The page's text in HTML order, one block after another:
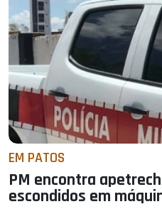
EM PATOS
PM encontra
escondidos em